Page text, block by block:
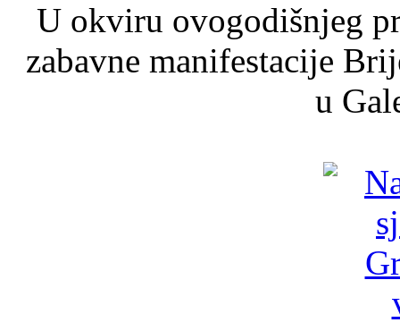
U okviru ovogodišnjeg
zabavne manifestacije
u